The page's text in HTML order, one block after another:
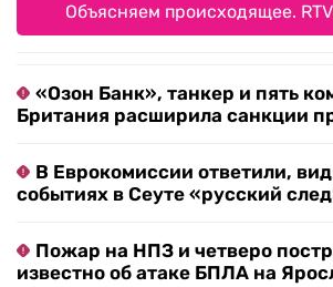
Объясняем происходящее.
«Озон Банк», танкер и пять
Британия расширила санкции
В Еврокомиссии ответили,
событиях в Сеуте «русский
Пожар на НПЗ и четверо
известно об атаке БПЛА на